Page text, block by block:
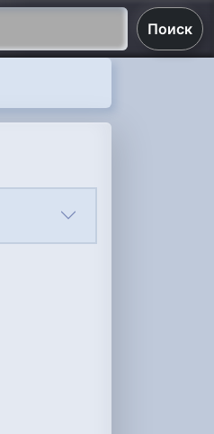
Поиск